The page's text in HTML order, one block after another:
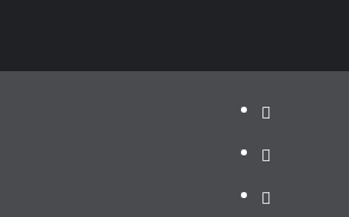
Politik
Pariwisata
Jakarta